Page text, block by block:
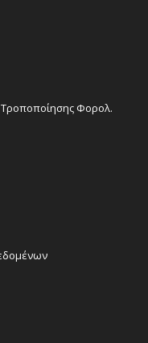
Φορολ.